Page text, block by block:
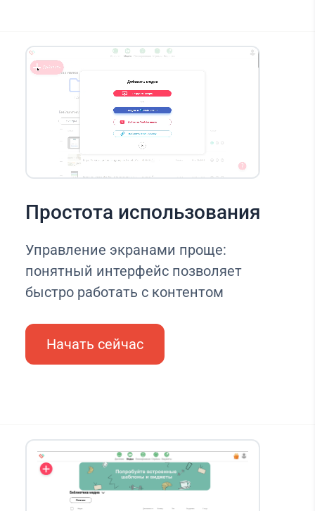
Простота использования
Управление экранами проще:
понятный интерфейс позволяет
быстро работать с контентом
Начать сейчас